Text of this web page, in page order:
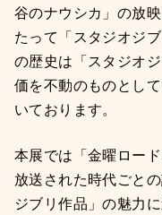
谷のナウシカ」の放
たって「スタジオジ
の歴史は「スタジオ
価を不動のものとし
いております。
本展では「金曜ロー
放送された時代ごと
ジブリ作品」の魅力